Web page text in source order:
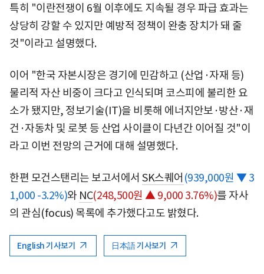
특히 "이란전쟁이 6월 이후에도 지속될 경우 파급 효과는
상당히 강할 수 있지만 예방적 정책이 완충 장치가 돼 줄
것"이라고 설명했다.
이어 "한국 자본시장은 경기에 민감하고 (산업·자재 등)
물리적 자산 비중이 크다고 인식되며 코스피에 불리한 요
소가 됐지만, 정보기술(IT)을 비롯해 에너지안보·방산·재
건·자동차 및 로봇 등 산업 사이클이 다년간 이어질 것"이
라고 이번 전망의 근거에 대해 설명했다.
한편 모건스탠리는 보고서에서 SK스퀘어 (939,000원 ▼ 3
1,000 -3.2%)와 NC(248,500원 ▲ 9,000 3.76%)를 자사
의 관심(focus) 목록에 추가했다고도 밝혔다.
English 기사보기 日本語 기사보기